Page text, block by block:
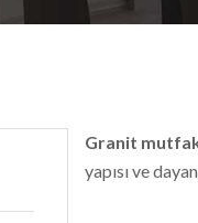
Granit
yapısı ve